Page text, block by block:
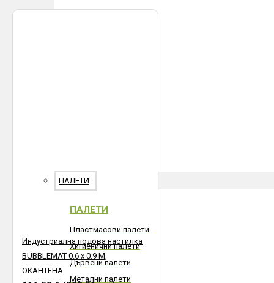
ПАЛЕТИ
ПАЛЕТИ
Пластмасови палети
Хигиенични палети
Дървени палети
Метални палети
Индустриална подова настилка
BUBBLEMAT 0.6 х 0.9 M,
ОКАНТЕНА